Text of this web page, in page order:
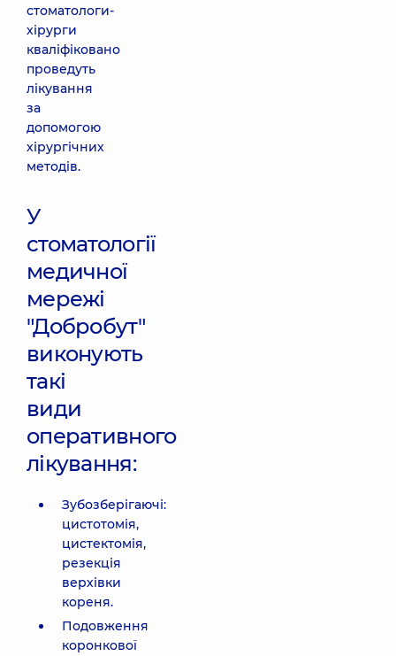
стоматологи-
хірурги
кваліфіковано
проведуть
лікування
за
допомогою
хірургічних
методів.
У
стоматології
медичної
мережі
"Добробут"
виконують
такі
види
оперативного
лікування:
Зубозберігаючі:
цистотомія,
цистектомія,
резекція
верхівки
кореня.
Подовження
коронкової